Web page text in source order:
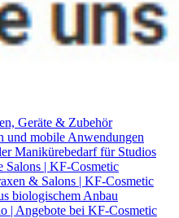
Geräte & Zubehör
und mobile Anwendungen
Manikürebedarf für Studios
Salons | KF-Cosmetic
& Salons | KF-Cosmetic
biologischem Anbau
| Angebote bei KF-Cosmetic